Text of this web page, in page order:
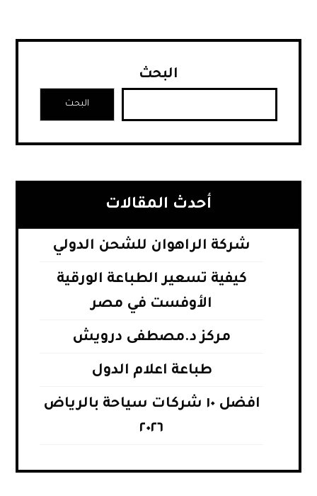
البحث
البحث
أحدث المقالات
شركة الراهوان للشحن الدولي
كيفية تسعير الطباعة الورقية
الأوفست في مصر
مركز د.مصطفى درويش
طباعة اعلام الدول
افضل ١٠ شركات سياحة بالرياض
٢٠٢٦